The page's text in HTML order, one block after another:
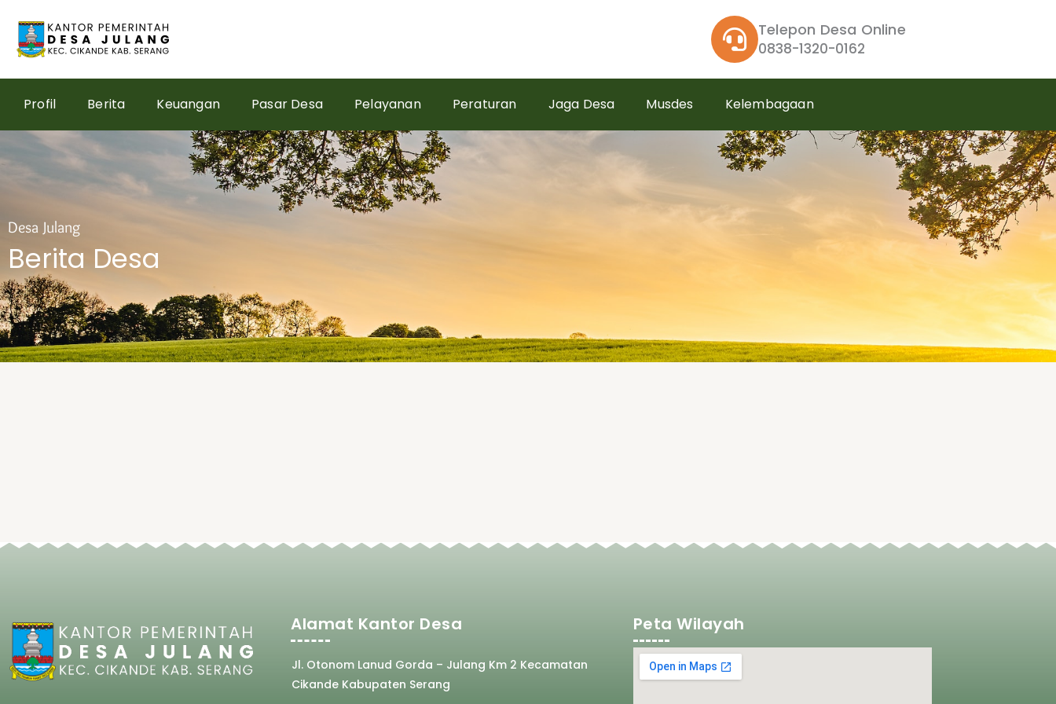
content
Telepon Desa Online
0838-1320-0162
Profil Berita Keuangan Pasar Desa Pelayanan Peraturan Jaga Desa Musdes Kelembagaan
Desa Julang
Berita Desa
Alamat Kantor Desa
Jl. Otonom Lanud Gorda – Julang Km 2 Kecamatan
Cikande Kabupaten Serang
Peta Wilayah